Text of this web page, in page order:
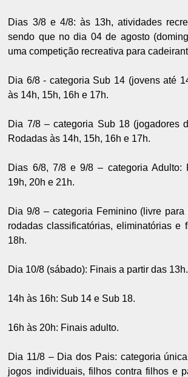
Dias 3/8 e 4/8: às 13h, atividades
sendo que no dia 04 de agosto
uma competição recreativa para
Dia 6/8 - categoria Sub 14 (jovens até
às 14h, 15h, 16h e 17h.
Dia 7/8 – categoria Sub 18 (jogadores
Rodadas às 14h, 15h, 16h e 17h.
Dias 6/8, 7/8 e 9/8 – categoria Adulto:
19h, 20h e 21h.
Dia 9/8 – categoria Feminino (livre para
rodadas classificatórias, eliminatórias e
18h.
Dia 10/8 (sábado): Finais a partir das 13h.
14h às 16h: Sub 14 e Sub 18.
16h às 20h: Finais adulto.
Dia 11/8 – Dia dos Pais: categoria
jogos individuais, filhos contra filhos e